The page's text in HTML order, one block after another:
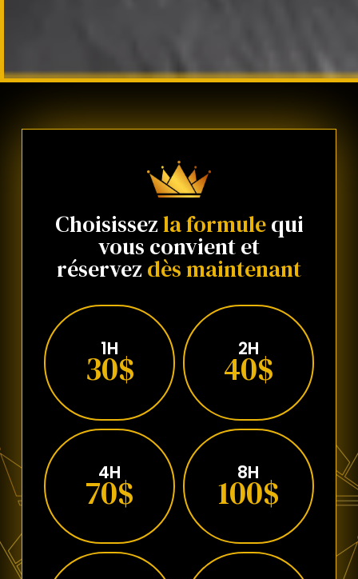
Choisissezla formulequi
vous convient et
réservez dès maintenant
1H
30$ 2H
40$
4H
70$ 8H
100$